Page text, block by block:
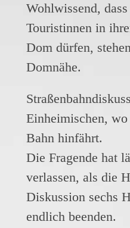
Wohlwissend,
Touristinnen in
Dom dürfen,
Domnähe.
Einheimischen,
Bahn hinfährt.
Die Fragende hat
verlassen, als die
Diskussion sechs
endlich beenden.